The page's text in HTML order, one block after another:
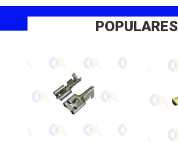
POPULARES